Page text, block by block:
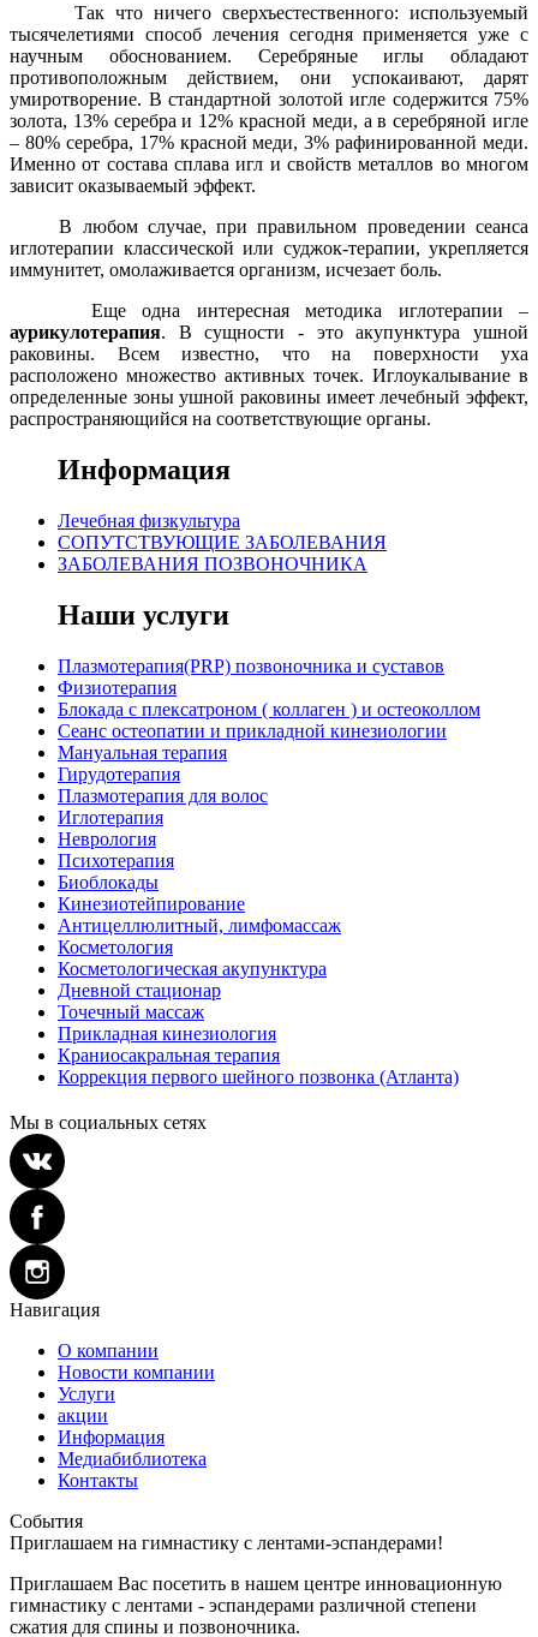
Так что ничего сверхъестественного: используемый
тысячелетиями способ лечения сегодня применяется уже с
научным обоснованием. Серебряные иглы обладают
противоположным действием, они успокаивают, дарят
умиротворение. В стандартной золотой игле содержится 75%
золота, 13% серебра и 12% красной меди, а в серебряной игле
– 80% серебра, 17% красной меди, 3% рафинированной меди.
Именно от состава сплава игл и свойств металлов во многом
зависит оказываемый эффект.
В любом случае, при правильном проведении сеанса
иглотерапии классической или суджок-терапии, укрепляется
иммунитет, омолаживается организм, исчезает боль.
Еще одна интересная методика иглотерапии –
аурикулотерапия. В сущности - это акупунктура ушной
раковины. Всем известно, что на поверхности уха
расположено множество активных точек. Иглоукалывание в
определенные зоны ушной раковины имеет лечебный эффект,
распространяющийся на соответствующие органы.
Информация
Лечебная физкультура
СОПУТСТВУЮЩИЕ ЗАБОЛЕВАНИЯ
ЗАБОЛЕВАНИЯ ПОЗВОНОЧНИКА
Наши услуги
Плазмотерапия(PRP) позвоночника и суставов
Физиотерапия
Блокада с плексатроном ( коллаген ) и остеоколлом
Сеанс остеопатии и прикладной кинезиологии
Мануальная терапия
Гирудотерапия
Плазмотерапия для волос
Иглотерапия
Неврология
Психотерапия
Биоблокады
Кинезиотейпирование
Антицеллюлитный, лимфомассаж
Косметология
Косметологическая акупунктура
Дневной стационар
Точечный массаж
Прикладная кинезиология
Краниосакральная терапия
Коррекция первого шейного позвонка (Атланта)
Мы в социальных сетях
Навигация
О компании
Новости компании
Услуги
акции
Информация
Медиабиблиотека
Контакты
События
Приглашаем на гимнастику с лентами-эспандерами!
Приглашаем Вас посетить в нашем центре инновационную
гимнастику с лентами - эспандерами различной степени
сжатия для спины и позвоночника.